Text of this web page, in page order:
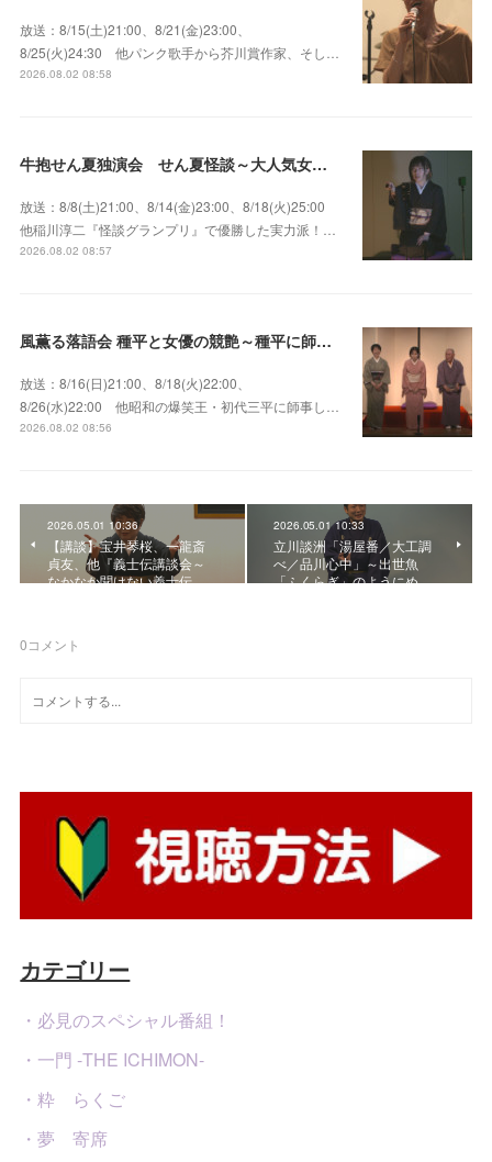
放送：8/15(土)21:00、8/21(金)23:00、
8/25(火)24:30 他パンク歌手から芥川賞作家、そし…
2026.08.02 08:58
牛抱せん夏独演会 せん夏怪談～大人気女性怪談師とっておきの背筋も凍る…
放送：8/8(土)21:00、8/14(金)23:00、8/18(火)25:00
他稲川淳二『怪談グランプリ』で優勝した実力派！…
2026.08.02 08:57
風薫る落語会 種平と女優の競艶～種平に師事した女優たちが百花繚乱に咲き誇る大人気落語会
放送：8/16(日)21:00、8/18(火)22:00、
8/26(水)22:00 他昭和の爆笑王・初代三平に師事し…
2026.08.02 08:56
2026.05.01 10:36
【講談】宝井琴桜、一龍斎
貞友、他『義士伝講談会～
なかなか聞けない義士伝…
2026.05.01 10:33
立川談洲「湯屋番／大工調
べ／品川心中」～出世魚
「ふくらぎ」のようにめ…
0コメント
カテゴリー
・必見のスペシャル番組！
・一門 -THE ICHIMON-
・粋 らくご
・夢 寄席